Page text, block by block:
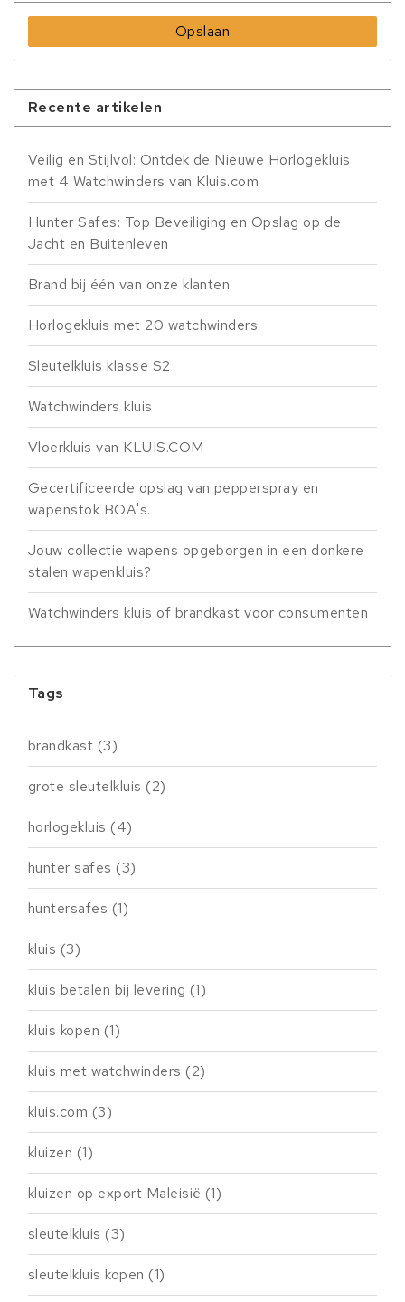
Opslaan
Recente artikelen
Veilig en Stijlvol: Ontdek de Nieuwe Horlogekluis
met 4 Watchwinders van Kluis.com
Hunter Safes: Top Beveiliging en Opslag op de
Jacht en Buitenleven
Brand bij één van onze klanten
Horlogekluis met 20 watchwinders
Sleutelkluis klasse S2
Watchwinders kluis
Vloerkluis van KLUIS.COM
Gecertificeerde opslag van pepperspray en
wapenstok BOA's.
Jouw collectie wapens opgeborgen in een donkere
stalen wapenkluis?
Watchwinders kluis of brandkast voor consumenten
Tags
brandkast (3)
grote sleutelkluis (2)
horlogekluis (4)
hunter safes (3)
huntersafes (1)
kluis (3)
kluis betalen bij levering (1)
kluis kopen (1)
kluis met watchwinders (2)
kluis.com (3)
kluizen (1)
kluizen op export Maleisië (1)
sleutelkluis (3)
sleutelkluis kopen (1)